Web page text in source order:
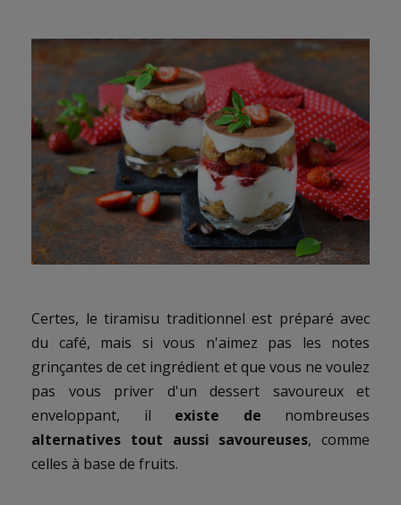
Certes, le tiramisu traditionnel est préparé avec
du café, mais si vous n'aimez pas les notes
grinçantes de cet ingrédient et que vous ne voulez
pas vous priver d'un dessert savoureux et
enveloppant, il existe de nombreuses
alternatives tout aussi savoureuses, comme
celles à base de fruits.